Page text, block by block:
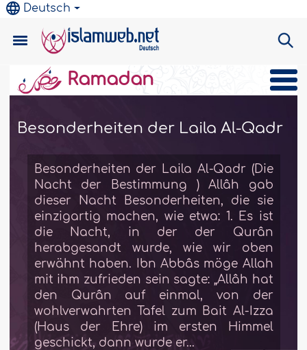
Deutsch
Ramadan
Besonderheiten der Laila Al-Qadr
Besonderheiten der Laila Al-Qadr (Die
Nacht der Bestimmung ) Allâh gab
dieser Nacht Besonderheiten, die sie
einzigartig machen, wie etwa: 1. Es ist
die Nacht, in der der Qurân
herabgesandt wurde, wie wir oben
erwähnt haben. Ibn Abbâs möge Allah
mit ihm zufrieden sein sagte: „Allâh hat
den Qurân auf einmal, von der
wohlverwahrten Tafel zum Bait Al-Izza
(Haus der Ehre) im ersten Himmel
geschickt, dann wurde er...